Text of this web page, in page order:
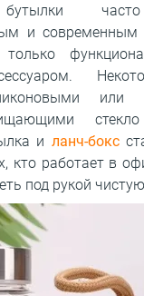
бутылки
и современным
или
и ланч-бокс
кто работает в
под рукой